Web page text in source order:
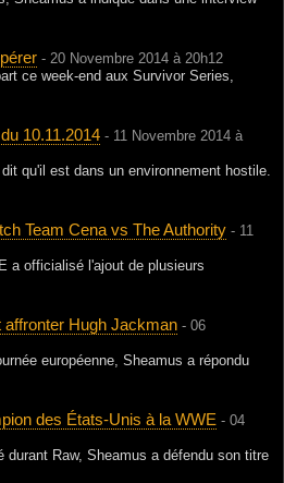
- 20 Novembre 2014 à 20h12
ce week-end aux Survivor Series,
10.11.2014 - 11 Novembre 2014 à
qu'il est dans un environnement hostile.
Team Cena vs The Authority - 11
a officialisé l'ajout de plusieurs
Hugh Jackman - 06
européenne, Sheamus a répondu
des États-Unis à la WWE - 04
durant Raw, Sheamus a défendu son titre